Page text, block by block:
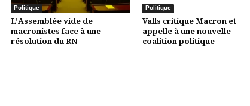
Politique
L’Assemblée vide de
macronistes face à une
résolution du RN
Politique
Valls critique Macron et
appelle à une nouvelle
coalition politique